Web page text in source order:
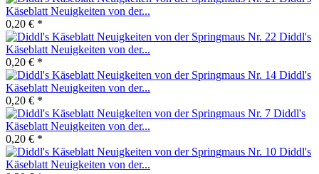
Käseblatt Neuigkeiten von der...
0,20 € *
Diddl's
Käseblatt Neuigkeiten von der...
0,20 € *
Diddl's
Käseblatt Neuigkeiten von der...
0,20 € *
Diddl's
Käseblatt Neuigkeiten von der...
0,20 € *
Diddl's
Käseblatt Neuigkeiten von der...